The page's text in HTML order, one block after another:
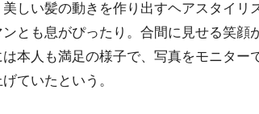
美しい髪の動きを作り出すヘアスタイリ
ンとも息がぴったり。合間に見せる笑顔
は本人も満足の様子で、写真をモニタ
げていたという。